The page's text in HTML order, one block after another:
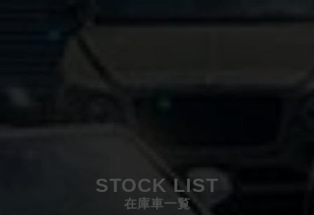
STOCK LIST
在庫車一覧